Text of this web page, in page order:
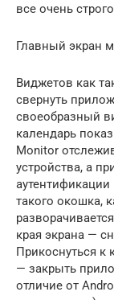
все очень
Главный экран
Виджетов как
свернуть
своеобразный
календарь
Monitor
устройства, а
такого окошка,
края экрана —
Прикоснуться к
— закрыть
отличие от